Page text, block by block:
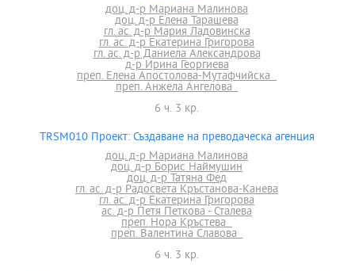
доц. д-р Мариана Малинова
доц. д-р Елена Тарашева
гл. ас. д-р Мария Ладовинска
гл. ас. д-р Екатерина Григорова
гл. ас. д-р Даниела Александрова
д-р Ирина Георгиева
преп. Елена Апостолова-Мутафчийска
преп. Анжела Ангелова
6 ч. 3 кр.
TRSM010 Проект: Създаване на преводаческа агенция
доц. д-р Мариана Малинова
доц. д-р Борис Наймушин
доц. д-р Татяна Фед
гл. ас. д-р Радосвета Кръстанова-Канева
гл. ас. д-р Екатерина Григорова
ас. д-р Петя Петкова - Сталева
преп. Нора Кръстева
преп. Валентина Славова
6 ч. 3 кр.